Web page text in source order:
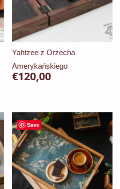
Yahtzee z Orzecha
Amerykańskiego
€120,00
Save